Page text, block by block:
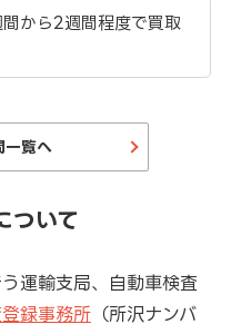
から2週間程度で買取
一覧へ
ついて
運輸支局、自動車検査
録事務所（所沢ナンバ